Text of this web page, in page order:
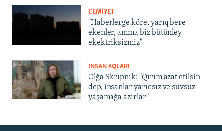
CEMİYET
"Haberlerge köre, yarıq bere
ekenler, amma biz bütünley
ekektriksizmiz"
İNSAN AQLARI
Olğa Skrıpnık: "Qırım azat etilsin
dep, insanlar yarıqsız ve suvsuz
yaşamağa azırlar"